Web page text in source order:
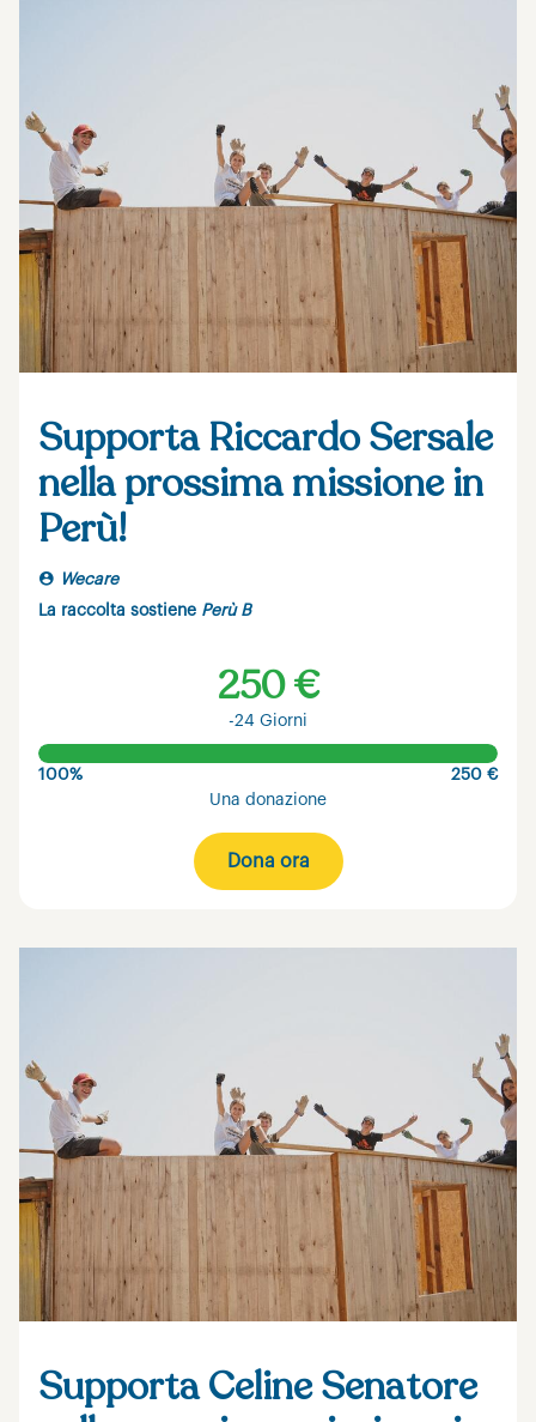
Supporta Riccardo Sersale
nella prossima missione in
Perù!
Wecare
La raccolta sostiene Perù B
250 €
-24 Giorni
100%
250 €
Una donazione
Dona ora
Supporta Celine Senatore